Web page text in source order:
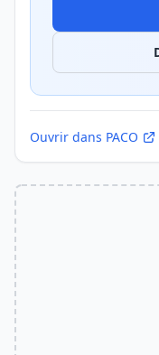
Ouvrir dans PACO